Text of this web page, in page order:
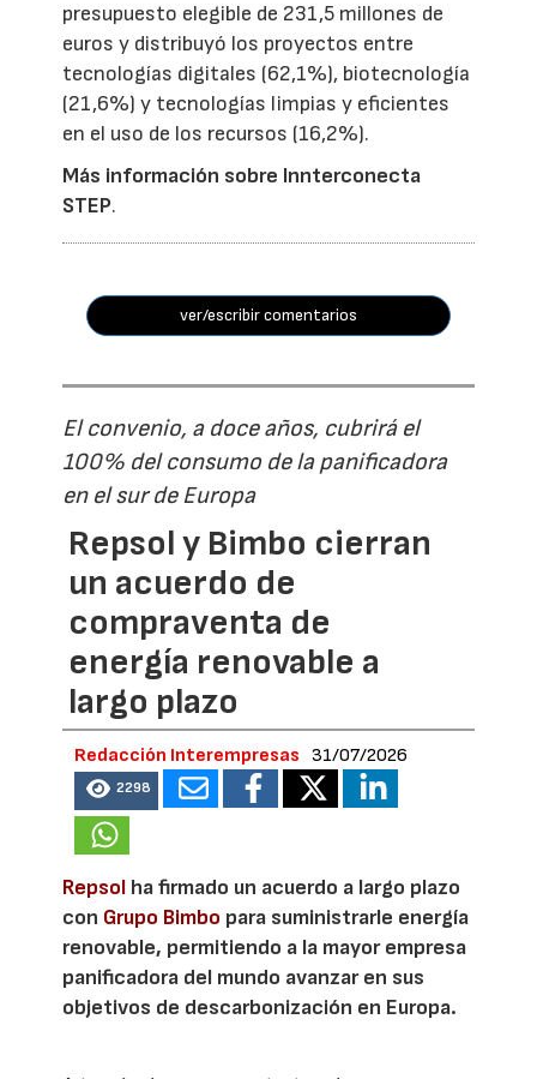
presupuesto elegible de 231,5 millones de
euros y distribuyó los proyectos entre
tecnologías digitales (62,1%), biotecnología
(21,6%) y tecnologías limpias y eficientes
en el uso de los recursos (16,2%).
Más información sobre Innterconecta
STEP.
ver/escribir comentarios
El convenio, a doce años, cubrirá el
100% del consumo de la panificadora
en el sur de Europa
Repsol y Bimbo cierran
un acuerdo de
compraventa de
energía renovable a
largo plazo
Redacción Interempresas 31/07/2026
2298
Repsol ha firmado un acuerdo a largo plazo
con Grupo Bimbo para suministrarle energía
renovable, permitiendo a la mayor empresa
panificadora del mundo avanzar en sus
objetivos de descarbonización en Europa.